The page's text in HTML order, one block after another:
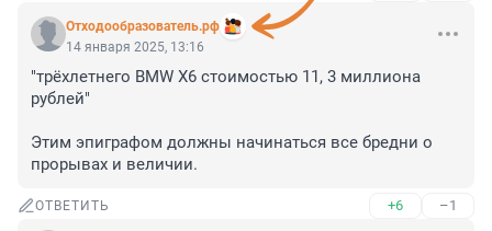
Отходообразователь.рф
14 января 2025, 13:16
"трёхлетнего BMW Х6 стоимостью 11, 3 миллиона
рублей"
Этим эпиграфом должны начинаться все бредни о
прорывах и величии.
ОТВЕТИТЬ +6 –1